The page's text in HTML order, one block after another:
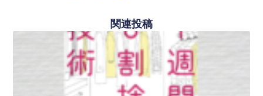
関連投稿